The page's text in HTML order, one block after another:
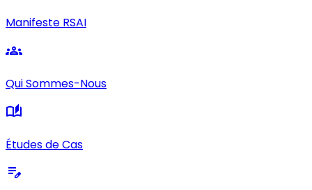
Manifeste RSAI
groups
Qui Sommes-Nous
auto_stories
Études de Cas
edit_note